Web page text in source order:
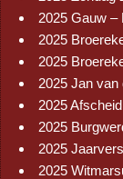
2025 Gauw –
2025
2025
2025 Jan van
2025
2025
2025
2025